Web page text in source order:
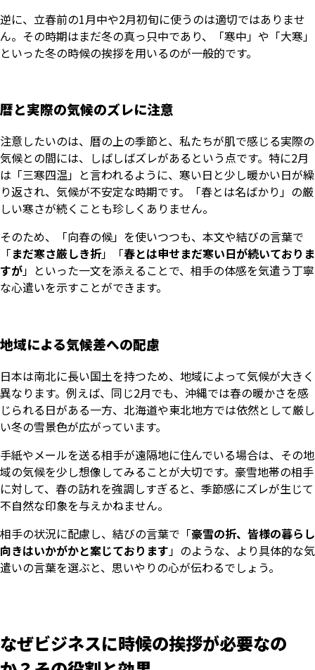
逆に、立春前の1月中や2月初旬に使うのは適切ではありませ
ん。その時期はまだ冬の真っ只中であり、「寒中」や「大寒」
といった冬の時候の挨拶を用いるのが一般的です。
暦と実際の気候のズレに注意
注意したいのは、暦の上の季節と、私たちが肌で感じる実際の
気候との間には、しばしばズレがあるという点です。特に2月
は「三寒四温」と言われるように、寒い日と少し暖かい日が繰
り返され、気候が不安定な時期です。「春とは名ばかり」の厳
しい寒さが続くことも珍しくありません。
そのため、「向春の候」を使いつつも、本文や結びの言葉で
「まだ寒さ厳しき折」「春とは申せまだ寒い日が続いておりま
すが」といった一文を添えることで、相手の体感を気遣う丁寧
な心遣いを示すことができます。
地域による気候差への配慮
日本は南北に長い国土を持つため、地域によって気候が大きく
異なります。例えば、同じ2月でも、沖縄では春の暖かさを感
じられる日がある一方、北海道や東北地方では依然として厳し
い冬の雪景色が広がっています。
手紙やメールを送る相手が遠隔地に住んでいる場合は、その地
域の気候を少し想像してみることが大切です。豪雪地帯の相手
に対して、春の訪れを強調しすぎると、季節感にズレが生じて
不自然な印象を与えかねません。
相手の状況に配慮し、結びの言葉で「豪雪の折、皆様の暮らし
向きはいかがかと案じております 」のような、より具体的な気
遣いの言葉を選ぶと、思いやりの心が伝わるでしょう。
なぜビジネスに時候の挨拶が必要なの